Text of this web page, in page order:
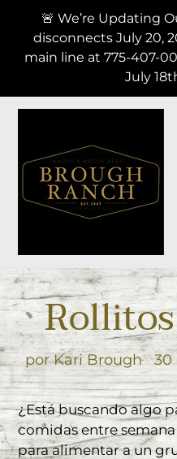
directamente
🚨 We’re Updating
disconnects July 20,
main line at 775-407-
July
por Kari Brough 30
¿Está buscando algo
comidas entre
para alimentar a un